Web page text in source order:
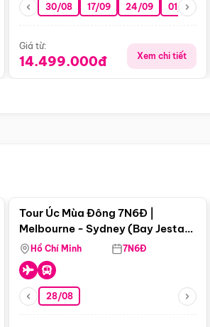
30/08 17/09 24/09 01/10
Giá từ:
14.499.000đ Xem chi tiết
Tour Úc Mùa Đông 7N6Đ |
Melbourne - Sydney (Bay Jestar
Airways)
Hồ Chí Minh 7N6Đ
28/08